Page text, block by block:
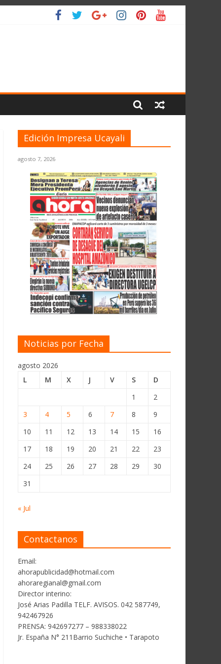
Edición Impresa Ucayali
agosto 7, 2026
Noticias por Fecha
agosto 2026
L
M X J V S
D
1
2
3
4 5 6 7 8
9
10
11 12 13 14 15
16
17
18 19 20 21 22
23
24
25 26 27 28 29
30
31
« Jul
Contactanos
Email:
ahorapublicidad@hotmail.com
ahoraregianal@gmail.com
Director interino:
José Arias Padilla TELF. AVISOS. 042 587749,
942467926
PRENSA: 942697277 – 988338022
Jr. España N° 211Barrio Suchiche • Tarapoto